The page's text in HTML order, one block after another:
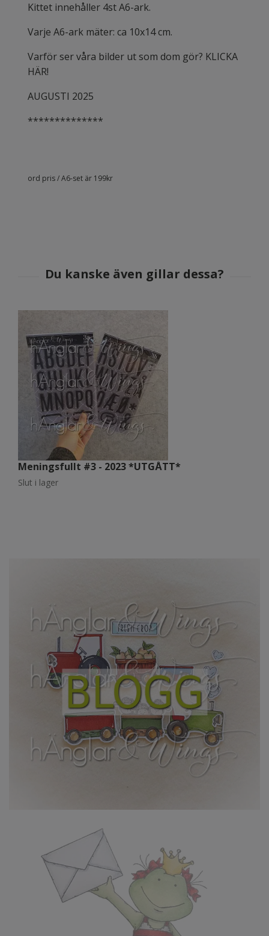
Kittet innehåller 4st A6-ark.
Varje A6-ark mäter: ca 10x14 cm.
Varför ser våra bilder ut som dom gör? KLICKA
HÄR!
AUGUSTI 2025
**************
ord pris / A6-set är 199kr
Meningsfullt #3 - 2023 *UTGÅTT*
Slut i lager